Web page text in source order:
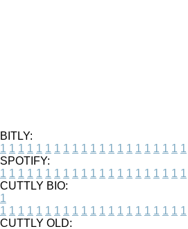
BITLY:
1 1 1 1 1 1 1 1 1 1 1 1 1 1 1 1 1 1 1 1 1
SPOTIFY:
1 1 1 1 1 1 1 1 1 1 1 1 1 1 1 1 1 1 1 1 1
CUTTLY BIO:
1
1 1 1 1 1 1 1 1 1 1 1 1 1 1 1 1 1 1 1 1 1
CUTTLY OLD: